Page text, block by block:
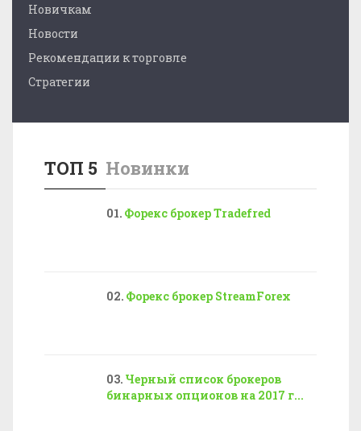
Новичкам
Новости
Рекомендации к торговле
Стратегии
ТОП 5 Новинки
Форекс брокер Tradefred
Форекс брокер StreamForex
Черный список брокеров
бинарных опционов на 2017 г...